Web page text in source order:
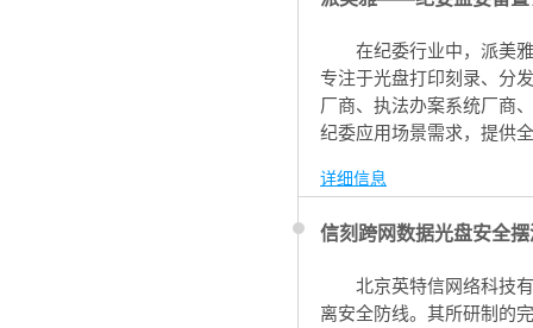
在纪委行业中，派美
专注于光盘打印刻录、分
厂商、执法办案系统厂商
纪委应用场景需求，提供
详细信息
信刻跨网数据光盘安全
北京英特信网络科技
离安全防线。其所研制的